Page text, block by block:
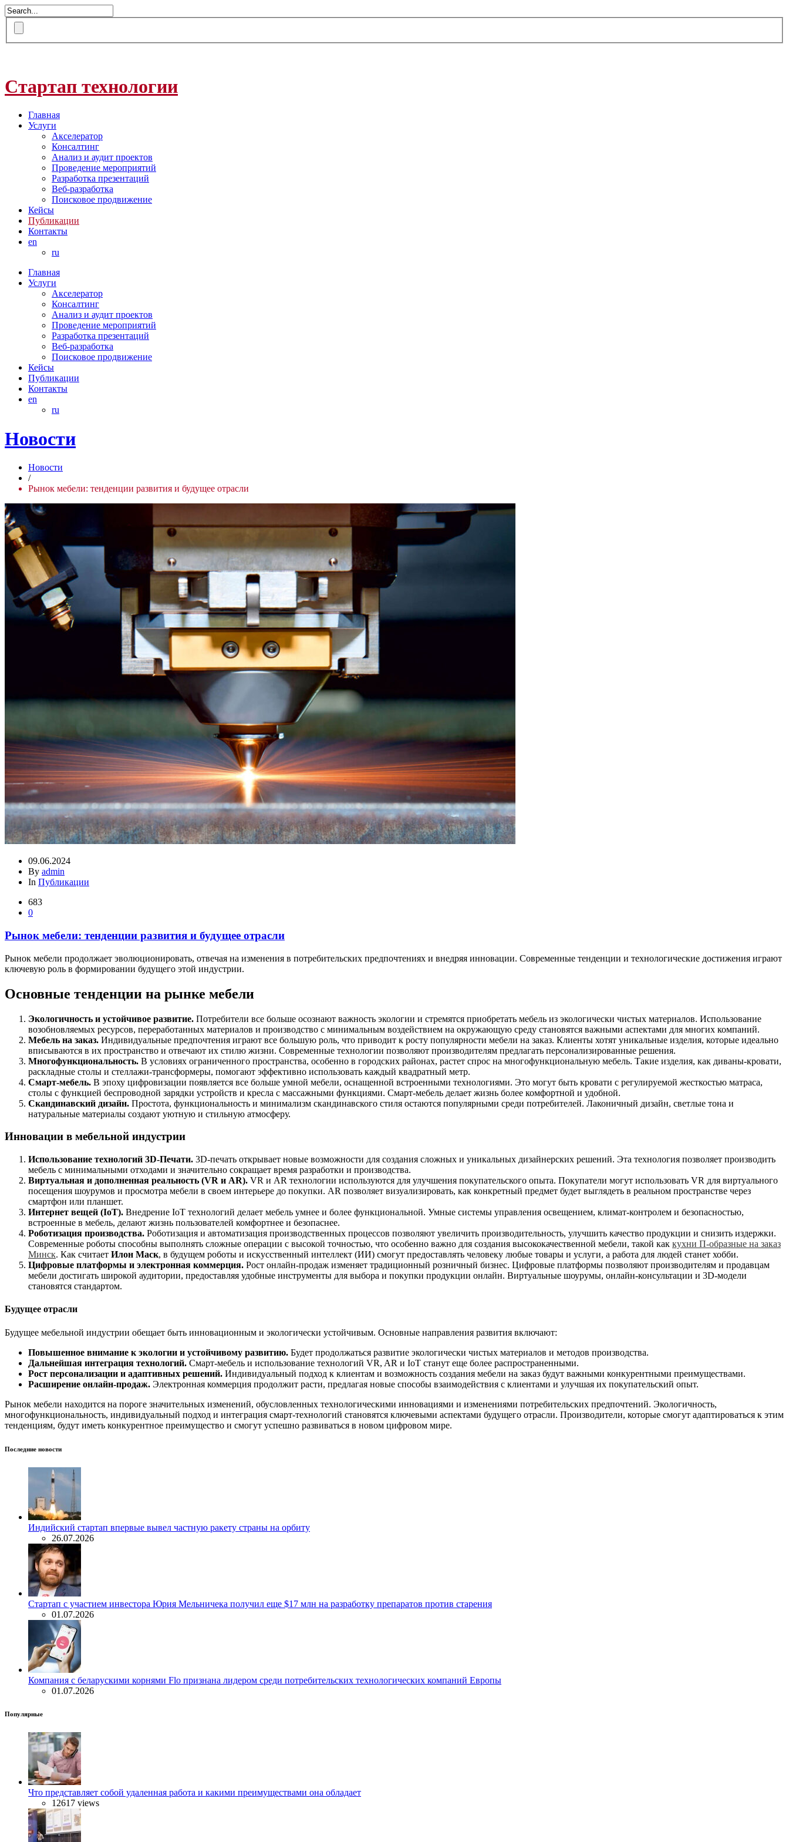
Стартап технологии
Главная
Услуги
Акселератор
Консалтинг
Анализ и аудит проектов
Проведение мероприятий
Разработка презентаций
Веб-разработка
Поисковое продвижение
Кейсы
Публикации
Контакты
en
ru
Главная
Услуги
Акселератор
Консалтинг
Анализ и аудит проектов
Проведение мероприятий
Разработка презентаций
Веб-разработка
Поисковое продвижение
Кейсы
Публикации
Контакты
en
ru
Новости
Новости
/
Рынок мебели: тенденции развития и будущее отрасли
09.06.2024
By admin
In Публикации
683
0
Рынок мебели: тенденции развития и будущее отрасли
Рынок мебели продолжает эволюционировать, отвечая на изменения в потребительских предпочтениях и внедряя инновации. Современные тенденции и технологические достижения играют
ключевую роль в формировании будущего этой индустрии.
Основные тенденции на рынке мебели
Экологичность и устойчивое развитие. Потребители все больше осознают важность экологии и стремятся приобретать мебель из экологически чистых материалов. Использование
возобновляемых ресурсов, переработанных материалов и производство с минимальным воздействием на окружающую среду становятся важными аспектами для многих компаний.
Мебель на заказ. Индивидуальные предпочтения играют все большую роль, что приводит к росту популярности мебели на заказ. Клиенты хотят уникальные изделия, которые идеально
вписываются в их пространство и отвечают их стилю жизни. Современные технологии позволяют производителям предлагать персонализированные решения.
Многофункциональность. В условиях ограниченного пространства, особенно в городских районах, растет спрос на многофункциональную мебель. Такие изделия, как диваны-кровати,
раскладные столы и стеллажи-трансформеры, помогают эффективно использовать каждый квадратный метр.
Смарт-мебель. В эпоху цифровизации появляется все больше умной мебели, оснащенной встроенными технологиями. Это могут быть кровати с регулируемой жесткостью матраса,
столы с функцией беспроводной зарядки устройств и кресла с массажными функциями. Смарт-мебель делает жизнь более комфортной и удобной.
Скандинавский дизайн. Простота, функциональность и минимализм скандинавского стиля остаются популярными среди потребителей. Лаконичный дизайн, светлые тона и
натуральные материалы создают уютную и стильную атмосферу.
Инновации в мебельной индустрии
Использование технологий 3D-Печати. 3D-печать открывает новые возможности для создания сложных и уникальных дизайнерских решений. Эта технология позволяет производить
мебель с минимальными отходами и значительно сокращает время разработки и производства.
Виртуальная и дополненная реальность (VR и AR). VR и AR технологии используются для улучшения покупательского опыта. Покупатели могут использовать VR для виртуального
посещения шоурумов и просмотра мебели в своем интерьере до покупки. AR позволяет визуализировать, как конкретный предмет будет выглядеть в реальном пространстве через
смартфон или планшет.
Интернет вещей (IoT). Внедрение IoT технологий делает мебель умнее и более функциональной. Умные системы управления освещением, климат-контролем и безопасностью,
встроенные в мебель, делают жизнь пользователей комфортнее и безопаснее.
Роботизация производства. Роботизация и автоматизация производственных процессов позволяют увеличить производительность, улучшить качество продукции и снизить издержки.
Современные роботы способны выполнять сложные операции с высокой точностью, что особенно важно для создания высококачественной мебели, такой как кухни П-образные на заказ
Минск. Как считает Илон Маск, в будущем роботы и искусственный интеллект (ИИ) смогут предоставлять человеку любые товары и услуги, а работа для людей станет хобби.
Цифровые платформы и электронная коммерция. Рост онлайн-продаж изменяет традиционный розничный бизнес. Цифровые платформы позволяют производителям и продавцам
мебели достигать широкой аудитории, предоставляя удобные инструменты для выбора и покупки продукции онлайн. Виртуальные шоурумы, онлайн-консультации и 3D-модели
становятся стандартом.
Будущее отрасли
Будущее мебельной индустрии обещает быть инновационным и экологически устойчивым. Основные направления развития включают:
Повышенное внимание к экологии и устойчивому развитию. Будет продолжаться развитие экологически чистых материалов и методов производства.
Дальнейшая интеграция технологий. Смарт-мебель и использование технологий VR, AR и IoT станут еще более распространенными.
Рост персонализации и адаптивных решений. Индивидуальный подход к клиентам и возможность создания мебели на заказ будут важными конкурентными преимуществами.
Расширение онлайн-продаж. Электронная коммерция продолжит расти, предлагая новые способы взаимодействия с клиентами и улучшая их покупательский опыт.
Рынок мебели находится на пороге значительных изменений, обусловленных технологическими инновациями и изменениями потребительских предпочтений. Экологичность,
многофункциональность, индивидуальный подход и интеграция смарт-технологий становятся ключевыми аспектами будущего отрасли. Производители, которые смогут адаптироваться к этим
тенденциям, будут иметь конкурентное преимущество и смогут успешно развиваться в новом цифровом мире.
Последние новости
Индийский стартап впервые вывел частную ракету страны на орбиту
26.07.2026
Стартап с участием инвестора Юрия Мельничека получил еще $17 млн на разработку препаратов против старения
01.07.2026
Компания с беларускими корнями Flo признана лидером среди потребительских технологических компаний Европы
01.07.2026
Популярные
Что представляет собой удаленная работа и какими преимуществами она обладает
12617 views